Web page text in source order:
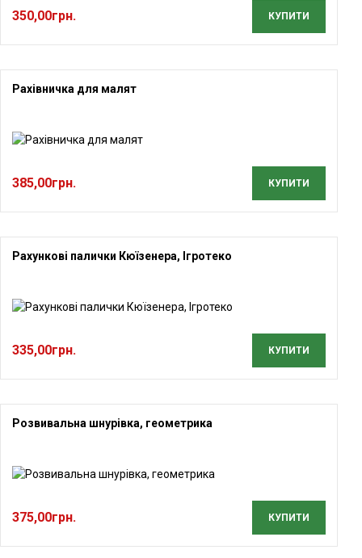
350,00грн. КУПИТИ
Рахівничка для малят
385,00грн. КУПИТИ
Рахункові палички Кюїзенера, Ігротеко
335,00грн. КУПИТИ
Розвивальна шнурівка, геометрика
375,00грн. КУПИТИ